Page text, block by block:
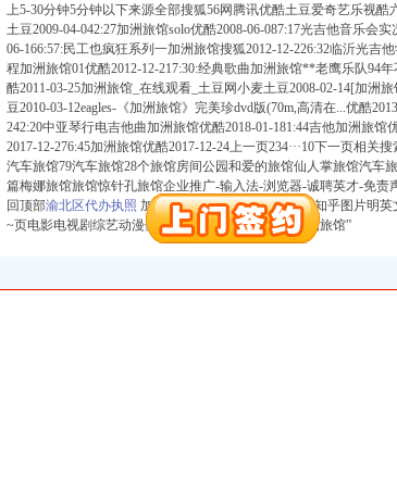
上5-30分钟5分钟以下来源全部搜狐56网腾讯优酷土豆爱奇艺乐视酷
土豆2009-04-042:27加洲旅馆solo优酷2008-06-087:17光吉他音乐会
06-166:57:民工也疯狂系列一加洲旅馆搜狐2012-12-226:32临沂光吉
程加洲旅馆01优酷2012-12-217:30:经典歌曲加洲旅馆**老鹰乐队94
酷2011-03-25加洲旅馆_在线观看_土豆网小麦土豆2008-02-14[加洲
豆2010-03-12eagles-《加洲旅馆》完美珍dvd版(70m,高清在...优酷
242:20中亚琴行电吉他曲加洲旅馆优酷2018-01-181:44吉他加洲旅馆
2017-12-276:45加洲旅馆优酷2017-12-24上一页234···10下一页相关
汽车旅馆79汽车旅馆28个旅馆房间公园和爱的旅馆仙人掌旅馆汽车
篇梅娜旅馆旅馆惊针孔旅馆企业推广-输入法-浏览器-诚聘英才-免责
回顶部渝北区代办执照 加洲旅馆-搜影视新闻网页微信知乎图片明
~页电影电视剧综艺动漫健康相声小品搞笑广场舞“加洲旅馆”